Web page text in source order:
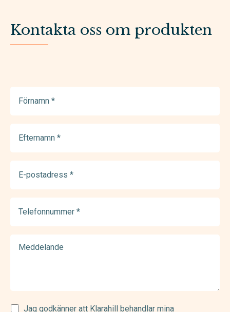
Kontakta oss om produkten
(Required)
(Required)
postadress
(Required)
Samtycke
Jag godkänner att Klarahill behandlar mina